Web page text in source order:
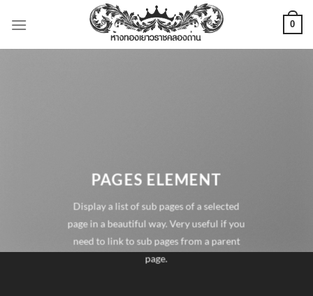
ยัง
0
PAGES ELEMENT
Display a list of sub pages of a selected
page in a beautiful way. Very useful if you
need to link to sub pages from a parent
page.